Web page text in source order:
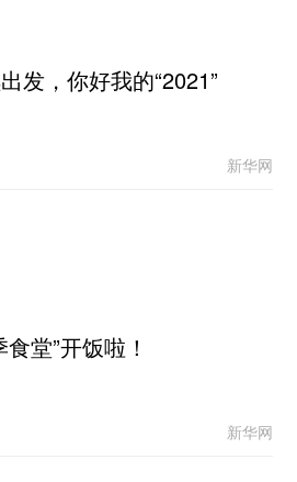
发，你好我的“2021”
新华网
堂”开饭啦！
新华网